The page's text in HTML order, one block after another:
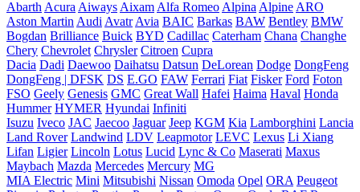
Abarth Acura Aiways Aixam Alfa Romeo Alpina Alpine ARO
Aston Martin Audi Avatr Avia BAIC Barkas BAW Bentley BMW
Bogdan Brilliance Buick BYD Cadillac Caterham Chana Changhe
Chery Chevrolet Chrysler Citroen Cupra
Dacia Dadi Daewoo Daihatsu Datsun DeLorean Dodge DongFeng
DongFeng | DFSK DS E.GO FAW Ferrari Fiat Fisker Ford Foton
FSO Geely Genesis GMC Great Wall Hafei Haima Haval Honda
Hummer HYMER Hyundai Infiniti
Isuzu Iveco JAC Jaecoo Jaguar Jeep KGM Kia Lamborghini Lancia
Land Rover Landwind LDV Leapmotor LEVC Lexus Li Xiang
Lifan Ligier Lincoln Lotus Lucid Lync & Co Maserati Maxus
Maybach Mazda Mercedes Mercury MG
MIA Electric Mini Mitsubishi Nissan Omoda Opel ORA Peugeot